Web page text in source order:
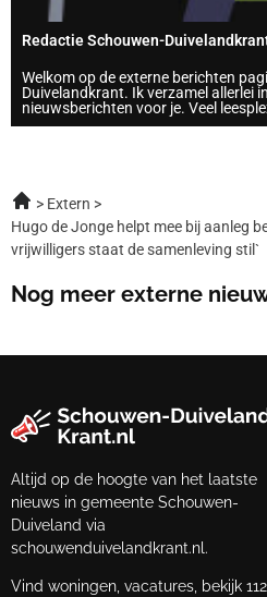
Redactie Schouwen-
Welkom op de externe berichten
Duivelandkrant. Ik verzamel allerlei
nieuwsberichten voor je. Veel
Extern
Hugo de Jonge helpt mee bij aanleg
vrijwilligers staat de samenleving stil`
Nog meer externe
Altijd op de hoogte van het laatste
nieuws in gemeente Schouwen-
Duiveland via
schouwenduivelandkrant.nl.
Vind woningen, vacatures, bekijk 112